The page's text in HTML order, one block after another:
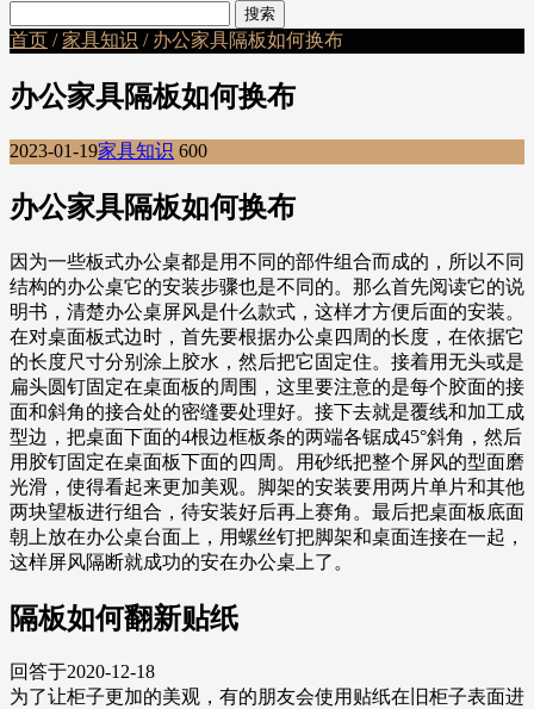
首页 /家具知识 / 办公家具隔板如何换布
办公家具隔板如何换布
2023-01-19家具知识 600
办公家具隔板如何换布
因为一些板式办公桌都是用不同的部件组合而成的，所以不同
结构的办公桌它的安装步骤也是不同的。那么首先阅读它的说
明书，清楚办公桌屏风是什么款式，这样才方便后面的安装。
在对桌面板式边时，首先要根据办公桌四周的长度，在依据它
的长度尺寸分别涂上胶水，然后把它固定住。接着用无头或是
扁头圆钉固定在桌面板的周围，这里要注意的是每个胶面的接
面和斜角的接合处的密缝要处理好。接下去就是覆线和加工成
型边，把桌面下面的4根边框板条的两端各锯成45°斜角，然后
用胶钉固定在桌面板下面的四周。用砂纸把整个屏风的型面磨
光滑，使得看起来更加美观。脚架的安装要用两片单片和其他
两块望板进行组合，待安装好后再上赛角。最后把桌面板底面
朝上放在办公桌台面上，用螺丝钉把脚架和桌面连接在一起，
这样屏风隔断就成功的安在办公桌上了。
隔板如何翻新贴纸
回答于2020-12-18
为了让柜子更加的美观，有的朋友会使用贴纸在旧柜子表面进